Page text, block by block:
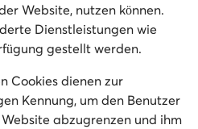
Website, nutzen können.
Dienstleistungen wie
gestellt werden.
Cookies dienen zur
Kennung, um den Benutzer
abzugrenzen und ihm